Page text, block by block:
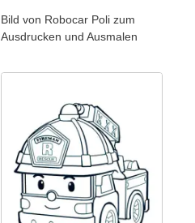
Bild von Robocar Poli zum
Ausdrucken und Ausmalen